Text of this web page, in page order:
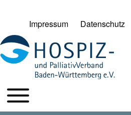
Suche Schließen
Suche
User account menu
Impressum Datenschutz
HPV BW Hauptmenu
Toggle main menu